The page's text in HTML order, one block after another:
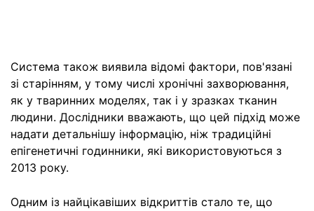
Система також виявила відомі фактори, пов'язані
зі старінням, у тому числі хронічні захворювання,
як у тваринних моделях, так і у зразках тканин
людини. Дослідники вважають, що цей підхід може
надати детальнішу інформацію, ніж традиційні
епігенетичні годинники, які використовуються з
2013 року.
Одним із найцікавіших відкриттів стало те, що